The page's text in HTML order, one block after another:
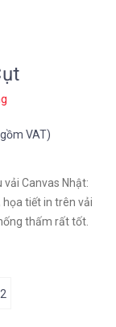
VAT)
Canvas Nhật:
họa tiết in trên vải
thấm rất tốt.